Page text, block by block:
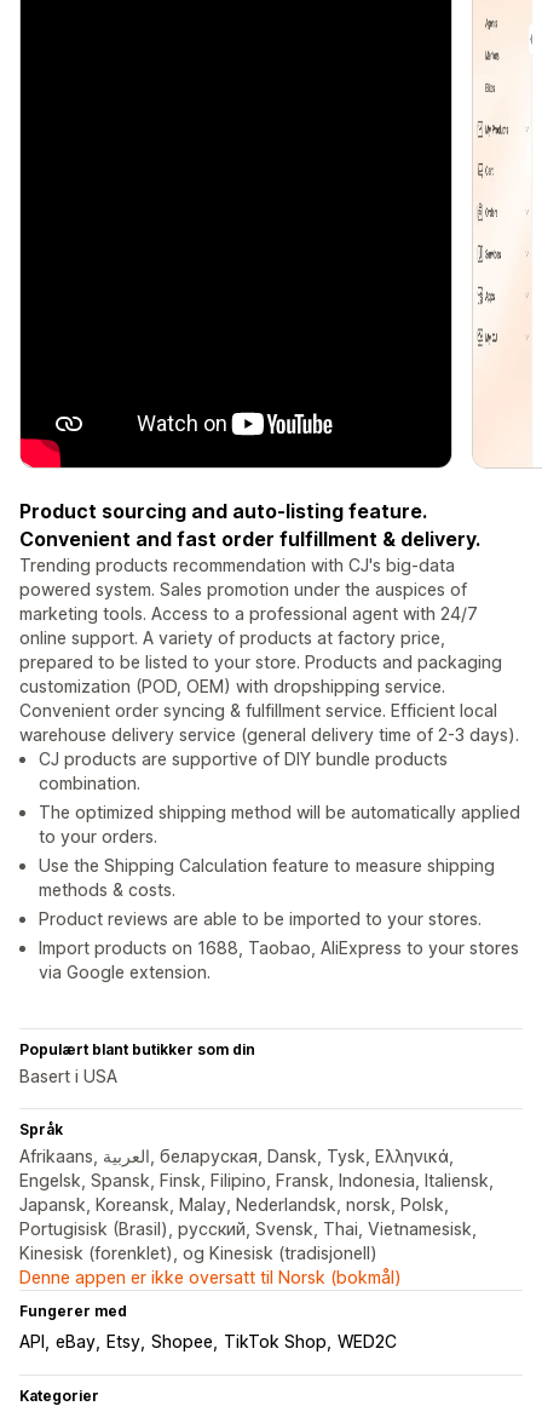
Product sourcing and auto-listing feature.
Convenient and fast order fulfillment & delivery.
Trending products recommendation with CJ's big-data
powered system. Sales promotion under the auspices of
marketing tools. Access to a professional agent with 24/7
online support. A variety of products at factory price,
prepared to be listed to your store. Products and packaging
customization (POD, OEM) with dropshipping service.
Convenient order syncing & fulfillment service. Efficient local
warehouse delivery service (general delivery time of 2-3 days).
CJ products are supportive of DIY bundle products
combination.
The optimized shipping method will be automatically applied
to your orders.
Use the Shipping Calculation feature to measure shipping
methods & costs.
Product reviews are able to be imported to your stores.
Import products on 1688, Taobao, AliExpress to your stores
via Google extension.
Populært blant butikker som din
Basert i USA
Språk
Afrikaans, العربية, беларуская, Dansk, Tysk, Ελληνικά,
Engelsk, Spansk, Finsk, Filipino, Fransk, Indonesia, Italiensk,
Japansk, Koreansk, Malay, Nederlandsk, norsk, Polsk,
Portugisisk (Brasil), русский, Svensk, Thai, Vietnamesisk,
Kinesisk (forenklet), og Kinesisk (tradisjonell)
Denne appen er ikke oversatt til Norsk (bokmål)
Fungerer med
API eBay Etsy Shopee TikTok Shop WED2C
Kategorier